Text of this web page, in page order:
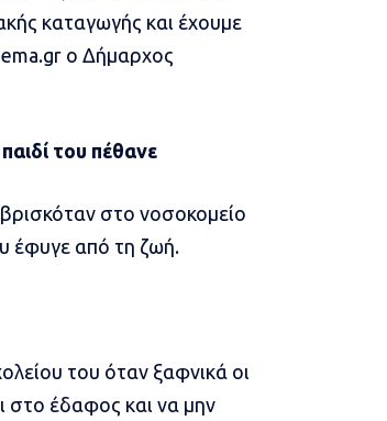
καταγωγής και έχουμε
ο Δήμαρχος
του πέθανε
στο νοσοκομείο
έφυγε από τη ζωή.
του όταν ξαφνικά οι
στο έδαφος και να μην